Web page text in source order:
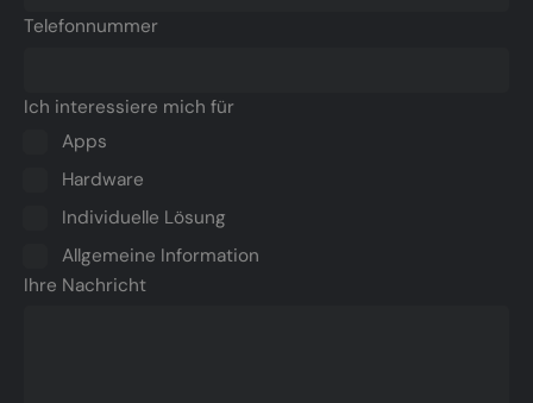
Telefonnummer
Ich interessiere mich für
Apps
Hardware
Individuelle Lösung
Allgemeine Information
Ihre Nachricht